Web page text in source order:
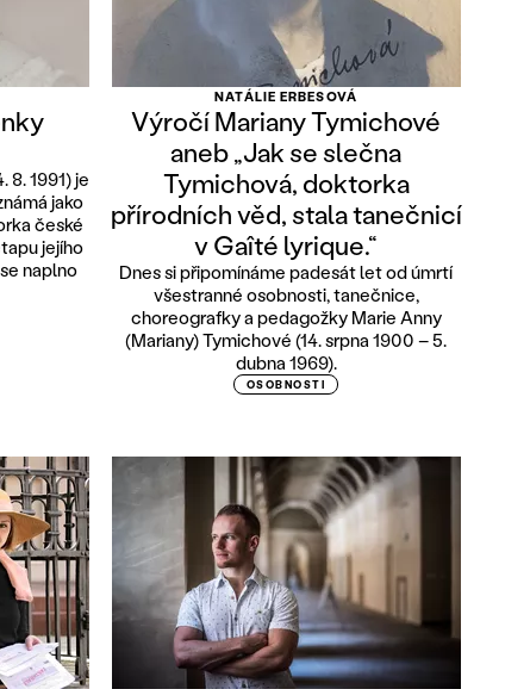
8. 1991) je
jako
české
jejího
naplno
NATÁLIE ERBESOVÁ
Výročí Mariany Tymichové
aneb „Jak se slečna
Tymichová, doktorka
přírodních věd, stala tanečnicí
v Gaîté lyrique.“
Dnes si připomínáme padesát let od úmrtí
všestranné osobnosti, tanečnice,
choreografky a pedagožky Marie Anny
(Mariany) Tymichové (14. srpna 1900 – 5.
dubna 1969).
OSOBNOSTI